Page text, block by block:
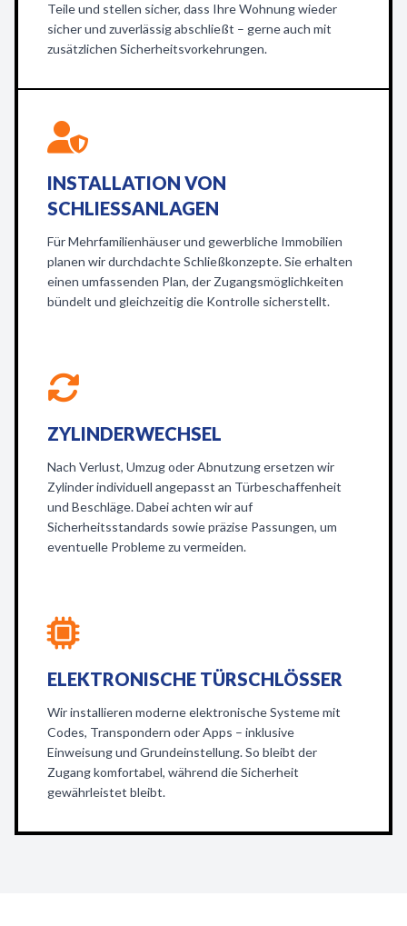
Teile und stellen sicher, dass Ihre Wohnung wieder
sicher und zuverlässig abschließt – gerne auch mit
zusätzlichen Sicherheitsvorkehrungen.
INSTALLATION VON
SCHLIESSANLAGEN
Für Mehrfamilienhäuser und gewerbliche Immobilien
planen wir durchdachte Schließkonzepte. Sie erhalten
einen umfassenden Plan, der Zugangsmöglichkeiten
bündelt und gleichzeitig die Kontrolle sicherstellt.
ZYLINDERWECHSEL
Nach Verlust, Umzug oder Abnutzung ersetzen wir
Zylinder individuell angepasst an Türbeschaffenheit
und Beschläge. Dabei achten wir auf
Sicherheitsstandards sowie präzise Passungen, um
eventuelle Probleme zu vermeiden.
ELEKTRONISCHE TÜRSCHLÖSSER
Wir installieren moderne elektronische Systeme mit
Codes, Transpondern oder Apps – inklusive
Einweisung und Grundeinstellung. So bleibt der
Zugang komfortabel, während die Sicherheit
gewährleistet bleibt.